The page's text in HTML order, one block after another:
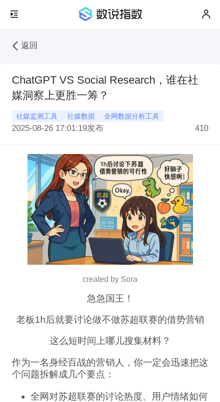
返回
ChatGPT VS Social Research，谁在社
媒洞察上更胜一筹？
社媒监测工具 社媒数据 全网数据分析工具
2025-08-26 17:01:19发布 410
created by Sora
急急国王！
老板1h后就要讨论做不做苏超联赛的借势营销
这么短时间上哪儿搜集材料？
作为一名身经百战的营销人，你一定会迅速把这
个问题拆解成几个要点：
全网对苏超联赛的讨论热度、用户情绪如何